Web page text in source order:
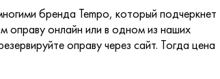
бренда Tempo, который подчеркнет
оправу онлайн или в одном из наших
оправу через сайт. Тогда цена